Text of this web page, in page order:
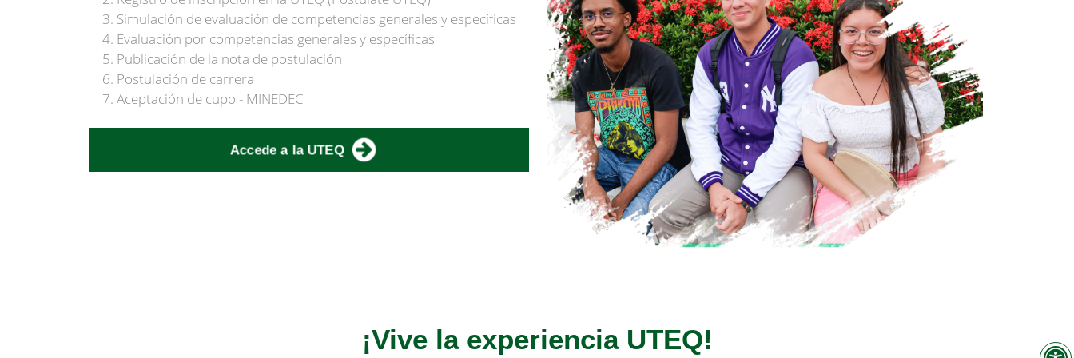
Simulación de evaluación de competencias generales y específicas
Evaluación por competencias generales y específicas
Publicación de la nota de postulación
Postulación de carrera
Aceptación de cupo - MINEDEC
Accede a la UTEQ
¡Vive la experiencia UTEQ!